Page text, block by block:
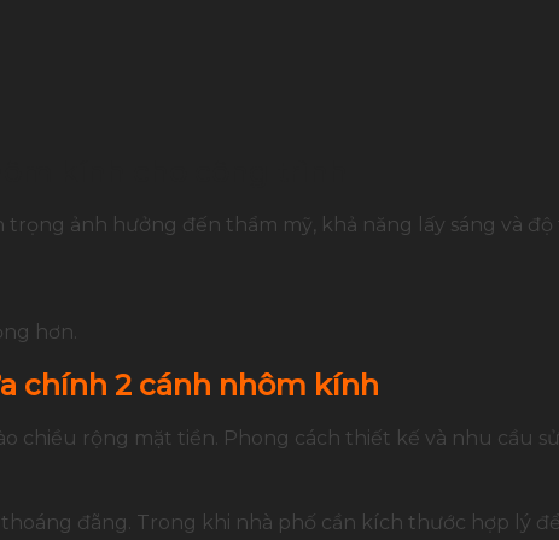
kính cho công trình
ảnh hưởng đến thẩm mỹ, khả năng lấy sáng và
hơn.
chính 2 cánh nhôm kính
rộng mặt tiền. Phong cách thiết kế và nhu cầu sử
đãng. Trong khi nhà phố cần kích thước hợp lý để